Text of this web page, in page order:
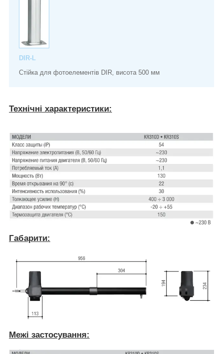
DIR-L
Стійка для фотоелементів DIR, висота 500 мм
Технічні характеристики:
Габарити:
Межі застосування: